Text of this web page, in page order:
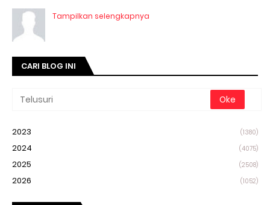
Tampilkan selengkapnya
CARI BLOG INI
2023 (1380)
2024 (4075)
2025 (2508)
2026 (1052)